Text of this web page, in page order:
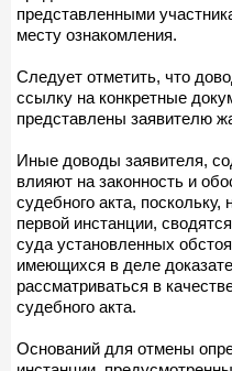
представленными
месту ознакомления.
Следует отметить, что
ссылку на конкретные
представлены заявителю
Иные доводы заявителя,
влияют на законность и
судебного акта,
первой инстанции,
суда установленных
имеющихся в деле
рассматриваться в
судебного акта.
Оснований для отмены